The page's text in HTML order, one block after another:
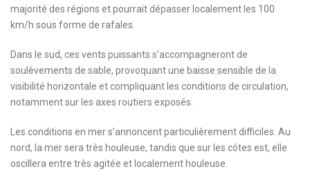
majorité des régions et pourrait dépasser localement les 100
km/h sous forme de rafales.
Dans le sud, ces vents puissants s’accompagneront de
soulèvements de sable, provoquant une baisse sensible de la
visibilité horizontale et compliquant les conditions de circulation,
notamment sur les axes routiers exposés.
Les conditions en mer s’annoncent particulièrement difficiles. Au
nord, la mer sera très houleuse, tandis que sur les côtes est, elle
oscillera entre très agitée et localement houleuse.